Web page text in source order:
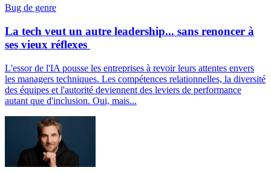
Bug de genre
La tech veut un autre leadership... sans renoncer à
ses vieux réflexes
L'essor de l'IA pousse les entreprises à revoir leurs attentes envers
les managers techniques. Les compétences relationnelles, la diversité
des équipes et l'autorité deviennent des leviers de performance
autant que d'inclusion. Oui, mais...